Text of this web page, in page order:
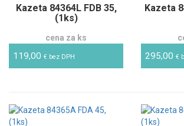
Kazeta 84364L FDB 35,
(1ks)
cena za ks
119,00 € bez DPH
Kazeta
295,00 €